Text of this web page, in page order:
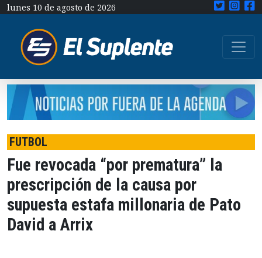
lunes 10 de agosto de 2026
FUTBOL
Fue revocada “por prematura” la
prescripción de la causa por
supuesta estafa millonaria de Pato
David a Arrix